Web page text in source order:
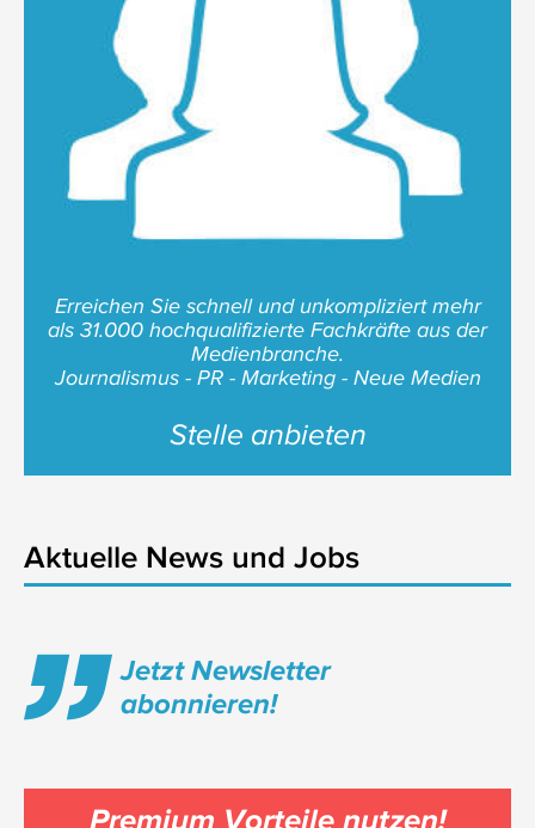
Erreichen Sie schnell und unkompliziert mehr
als 31.000 hochqualifizierte Fachkräfte aus der
Medienbranche.
Journalismus - PR - Marketing - Neue Medien
Stelle anbieten
Aktuelle News und Jobs
Jetzt Newsletter
abonnieren!
Premium Vorteile nutzen!